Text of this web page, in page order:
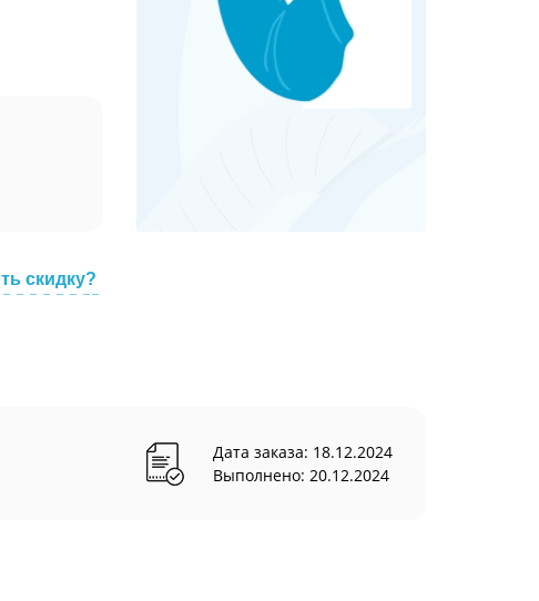
скидку?
Дата заказа: 18.12.2024
Выполнено: 20.12.2024